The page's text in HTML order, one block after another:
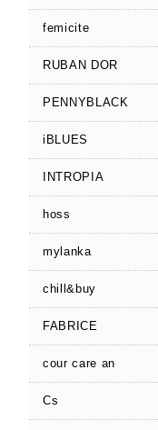
femicite
RUBAN DOR
PENNYBLACK
iBLUES
INTROPIA
hoss
mylanka
chill&buy
FABRICE
cour care an
Cs